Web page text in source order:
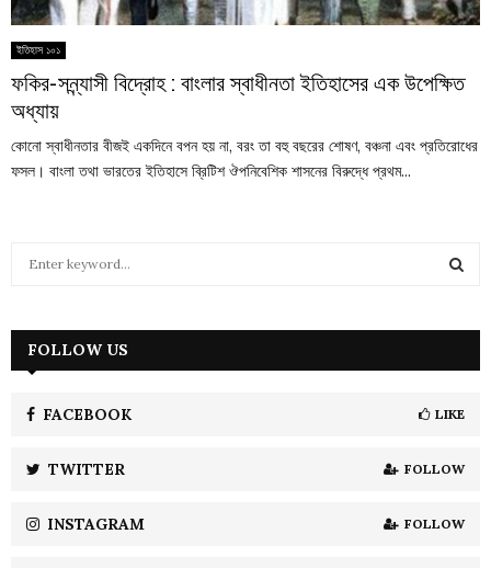
ইতিহাস ১০১
ফকির-সন্ন্যাসী বিদ্রোহ : বাংলার স্বাধীনতা ইতিহাসের এক উপেক্ষিত
অধ্যায়
কোনো স্বাধীনতার বীজই একদিনে বপন হয় না, বরং তা বহু বছরের শোষণ, বঞ্চনা এবং প্রতিরোধের
ফসল। বাংলা তথা ভারতের ইতিহাসে ব্রিটিশ ঔপনিবেশিক শাসনের বিরুদ্ধে প্রথম...
h
H
FOLLOW US
FACEBOOK LIKE
TWITTER FOLLOW
INSTAGRAM FOLLOW